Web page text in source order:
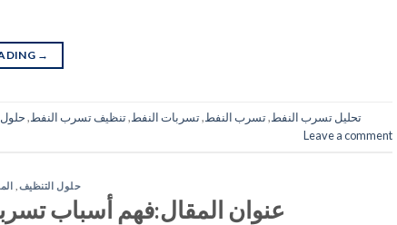
→
تحليل تسرب النفط,تسرب النفط,تسربات النفط,تنظيف تسرب النفط,
Leave a comment
حلول التنظيف
عنوان المقال:فهم أسباب